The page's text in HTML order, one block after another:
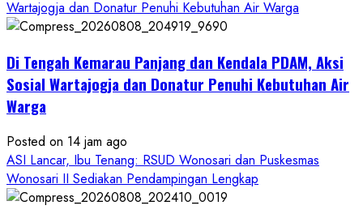
Wartajogja dan Donatur Penuhi Kebutuhan Air Warga
Di Tengah Kemarau Panjang dan Kendala PDAM, Aksi
Sosial Wartajogja dan Donatur Penuhi Kebutuhan Air
Warga
Posted on 14 jam ago
ASI Lancar, Ibu Tenang: RSUD Wonosari dan Puskesmas
Wonosari II Sediakan Pendampingan Lengkap